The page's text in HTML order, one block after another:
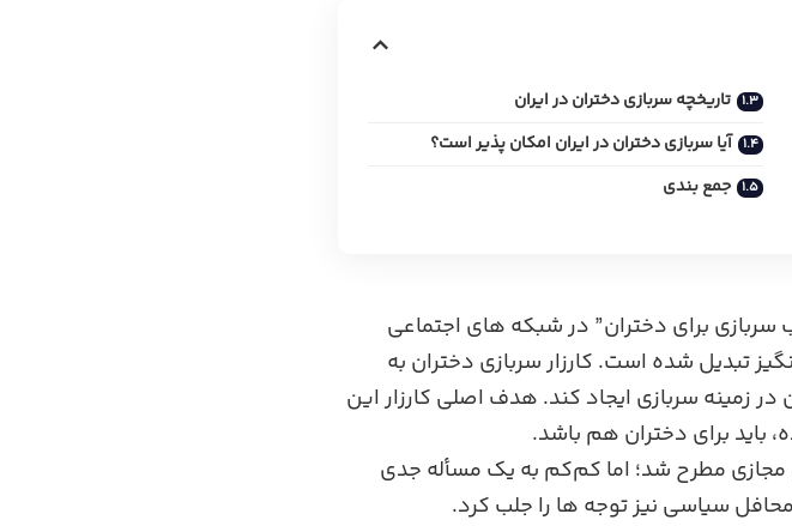
تاریخچه سربازی دختران در ایران
آیا سربازی دختران در ایران امکان ‌پذیر است؟
جمع بندی
برای دختران” در شبکه های اجتماعی
تبدیل شده است. کارزار سربازی دختران به
زمینه سربازی ایجاد کند. هدف اصلی کارزار این
برای دختران هم باشد.
مطرح شد؛ اما کم‌کم به یک مسأله جدی
سیاسی نیز توجه ‌ها را جلب کرد.